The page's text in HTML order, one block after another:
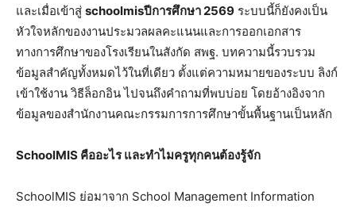
และเมื่อเข้าสู่ schoolmisปีการศึกษา 2569 ระบบนี้ก็ยังคงเป็น
หัวใจหลักของงานประมวลผลคะแนนและการออกเอกสาร
ทางการศึกษาของโรงเรียนในสังกัด สพฐ. บทความนี้รวบรวม
ข้อมูลสำคัญทั้งหมดไว้ในที่เดียว ตั้งแต่ความหมายของระบบ ลิงก์
เข้าใช้งาน วิธีล็อกอิน ไปจนถึงคำถามที่พบบ่อย โดยอ้างอิงจาก
ข้อมูลของสำนักงานคณะกรรมการการศึกษาขั้นพื้นฐานเป็นหลัก
SchoolMIS คืออะไร และทำไมครูทุกคนต้องรู้จัก
SchoolMIS ย่อมาจาก School Management Information